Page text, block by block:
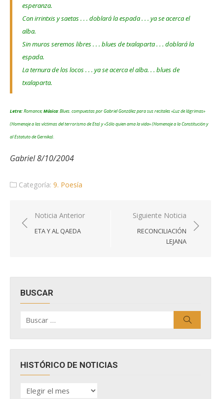
esperanza.
Con irrintxis y saetas . . . doblará la espada . . . ya se acerca el
alba.
Sin muros seremos libres . . . blues de txalaparta . . . doblará la
espada.
La ternura de los locos . . . ya se acerca el alba. . . blues de
txalaparta.
Letra:Romance;Música: Blues. compuestas por Gabriel González para sus recitales «Luz de lágrimas»
(Homenaje a las víctimas del terrorismo de Eta) y «Sólo quien ama la vida» (Homenaje a la Constitución y
al Estatuto de Gernika).
Gabriel 8/10/2004
Categoría: 9. Poesía
Navegación
de
Noticia Anterior
ETA Y AL QAEDA
Siguiente Noticia
RECONCILIACIÓN
LEJANA
BUSCAR
por:
HISTÓRICO DE NOTICIAS
HISTÓRICO
DE